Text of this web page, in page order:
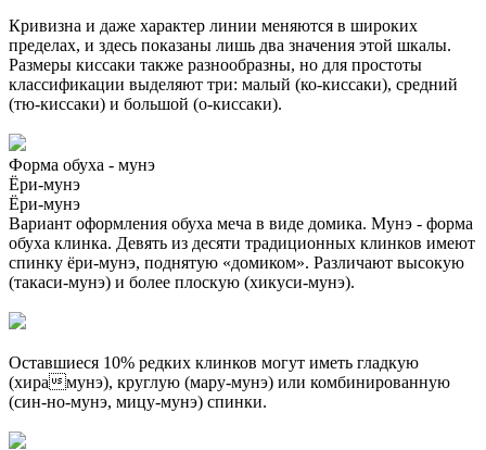
Кривизна и даже характер линии меняются в широких
пределах, и здесь показаны лишь два значения этой шкалы.
Размеры киссаки также разнообразны, но для простоты
классификации выделяют три: малый (ко-киссаки), средний
(тю-киссаки) и большой (о-киссаки).
Форма обуха - мунэ
Ёри-мунэ
Ёри-мунэ
Вариант оформления обуха меча в виде домика. Мунэ - форма
обуха клинка. Девять из десяти традиционных клинков имеют
спинку ёри-мунэ, поднятую «домиком». Различают высокую
(такаси-мунэ) и более плоскую (хикуси-мунэ).
Оставшиеся 10% редких клинков могут иметь гладкую
(хирамунэ), круглую (мару-мунэ) или комбинированную
(син-но-мунэ, мицу-мунэ) спинки.